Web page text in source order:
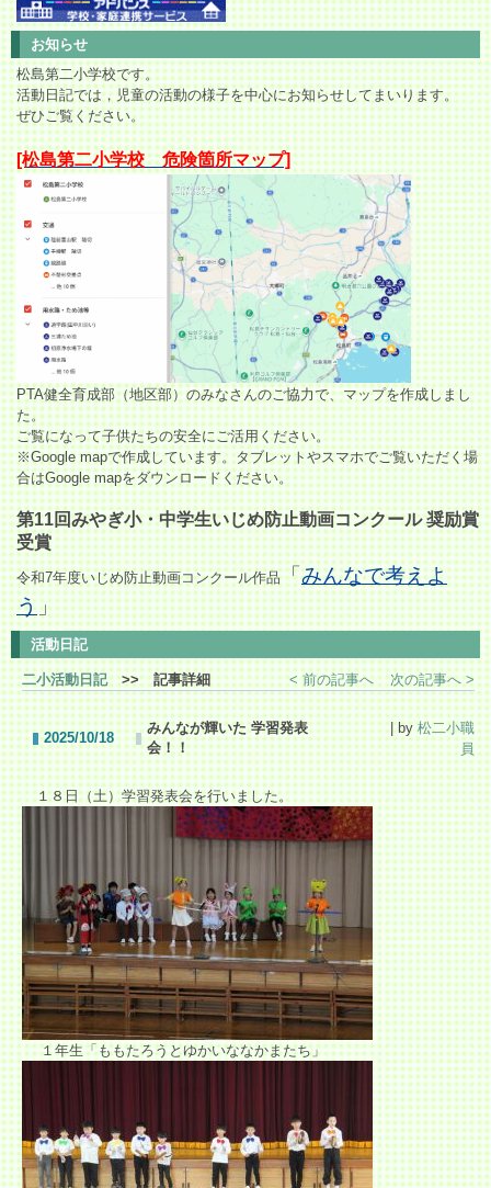
お知らせ
松島第二小学校です。
活動日記では，児童の活動の様子を中心にお知らせしてまいります。
ぜひご覧ください。
[松島第二小学校 危険箇所マップ]
PTA健全育成部（地区部）のみなさんのご協力で、マップを作成しまし
た。
ご覧になって子供たちの安全にご活用ください。
※Google mapで作成しています。タブレットやスマホでご覧いただく場
合はGoogle mapをダウンロードください。
第11回みやぎ小・中学生いじめ防止動画コンクール 奨励賞
受賞
令和7年度いじめ防止動画コンクール作品「みんなで考えよ
う」
活動日記
二小活動日記>> 記事詳細 < 前の記事へ 次の記事へ >
2025/10/18
みんなが輝いた 学習発表
会！！
| by松二小職
員
１８日（土）学習発表会を行いました。
１年生「ももたろうとゆかいななかまたち」